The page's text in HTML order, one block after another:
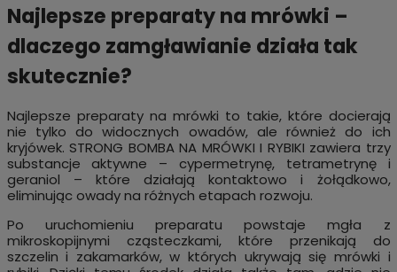
Najlepsze preparaty na mrówki –
dlaczego zamgławianie działa tak
skutecznie?
Najlepsze preparaty na mrówki to takie, które docierają
nie tylko do widocznych owadów, ale również do ich
kryjówek. STRONG BOMBA NA MRÓWKI I RYBIKI zawiera trzy
substancje aktywne – cypermetrynę, tetrametrynę i
geraniol – które działają kontaktowo i żołądkowo,
eliminując owady na różnych etapach rozwoju.
Po uruchomieniu preparatu powstaje mgła z
mikroskopijnymi cząsteczkami, które przenikają do
szczelin i zakamarków, w których ukrywają się mrówki i